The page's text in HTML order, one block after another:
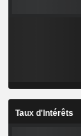
Taux d'Intérêts